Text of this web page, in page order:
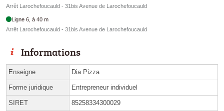
Arrêt Larochefoucauld - 31bis Avenue de Larochefoucauld
Ligne 6, à 40 m
Arrêt Larochefoucauld - 31bis Avenue de Larochefoucauld
Informations
Enseigne Dia Pizza
Forme juridique Entrepreneur individuel
SIRET 85258334300029